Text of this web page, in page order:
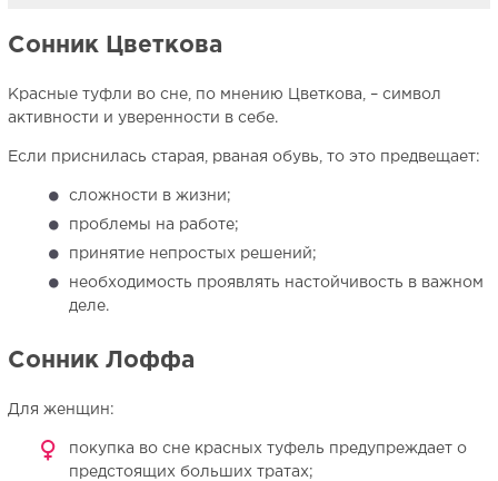
Сонник Цветкова
Красные туфли во сне, по мнению Цветкова, – символ
активности и уверенности в себе.
Если приснилась старая, рваная обувь, то это предвещает:
сложности в жизни;
проблемы на работе;
принятие непростых решений;
необходимость проявлять настойчивость в важном
деле.
Сонник Лоффа
Для женщин:
покупка во сне красных туфель предупреждает о
предстоящих больших тратах;